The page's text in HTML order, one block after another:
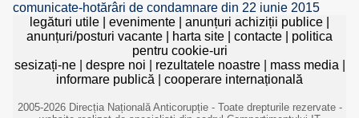
comunicate-hotărâri de condamnare din 22 iunie 2015
legături utile
evenimente anunțuri achiziții publice
anunțuri/posturi vacante
harta site contacte
politica
pentru cookie-uri
sesizați-ne| despre noi rezultatele noastre| mass media
informare publică
cooperare internațională
2005-2026 Direcția Națională Anticorupție - Toate drepturile rezervate -